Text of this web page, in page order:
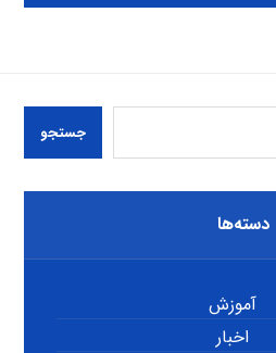
جستجو
دسته‌ها
آموزش
اخبار